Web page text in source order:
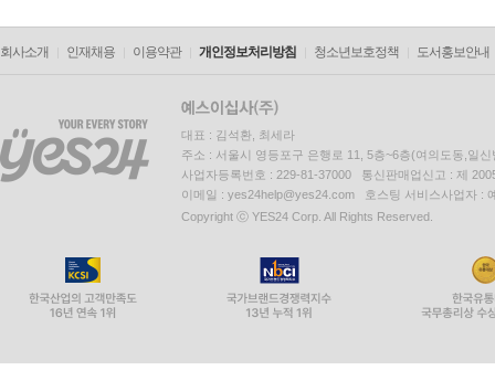
회사소개 인재채용 이용약관 개인정보처리방침 청소년보호정책 도서홍보안내
대표 : 김석환, 최세라
주소 : 서울시 영등포구 은행로 11, 5층~6층(여의도동,일신
사업자등록번호 : 229-81-37000 통신판매업신고 : 제
이메일 : yes24help@yes24.com 호스팅 서비스사업자 :
Copyright ⓒ YES24 Corp. All Rights Reserved.